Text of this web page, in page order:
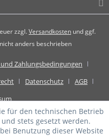
zzgl.Versandkosten und ggf.
anders beschrieben
Zahlungsbedingungen
Datenschutz
AGB
für den technischen Betrieb
stets gesetzt werden.
Benutzung dieser Website